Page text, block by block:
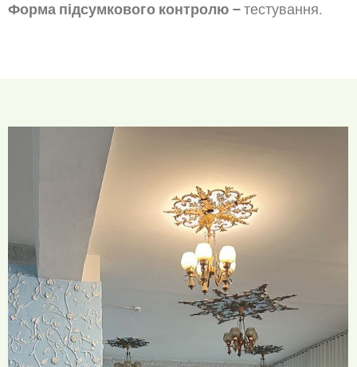
Форма підсумкового контролю –тестування.